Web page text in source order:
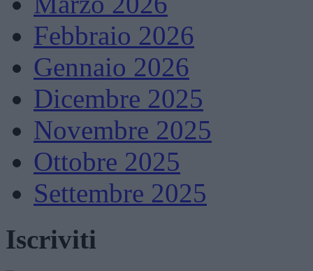
Febbraio 2026
Gennaio 2026
Dicembre 2025
Novembre 2025
Ottobre 2025
Settembre 2025
Iscriviti